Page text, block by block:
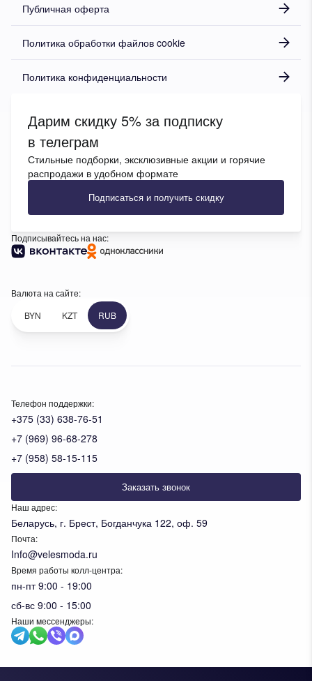
Телефон поддержки:
+375 (33) 638-76-51
+7 (969) 96-68-278
+7 (958) 58-15-115
Заказать звонок
Наш адрес:
Беларусь, г. Брест, Богданчука 122, оф. 59
Почта:
Info@velesmoda.ru
Время работы колл-центра:
пн-пт 9:00 - 19:00
сб-вс 9:00 - 15:00
Наши мессенджеры:
Публичная оферта
Политика обработки файлов cookie
Политика конфиденциальности
Дарим скидку 5% за подписку
в телеграм
Стильные подборки, эксклюзивные акции и горячие
распродажи в удобном формате
Подписаться и получить скидку
Подписывайтесь на нас:
Валюта на сайте:
BYN
KZT RUB